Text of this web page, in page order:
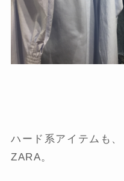
ハード系アイテムも
ZARA。